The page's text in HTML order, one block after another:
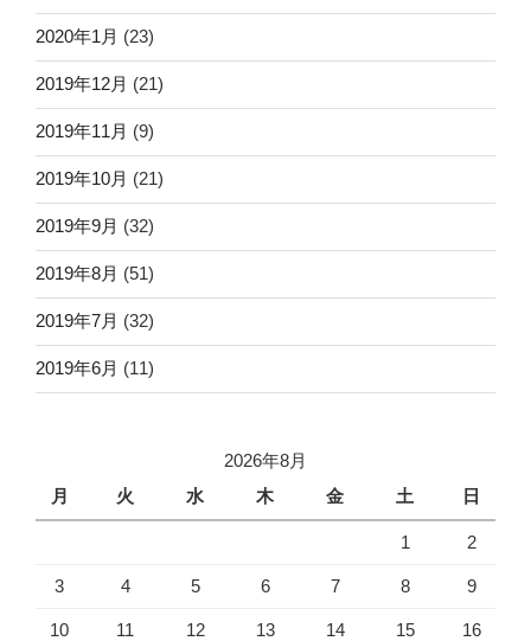
2020年1月 (23)
2019年12月 (21)
2019年11月 (9)
2019年10月 (21)
2019年9月 (32)
2019年8月 (51)
2019年7月 (32)
2019年6月 (11)
2026年8月
月
火 水 木 金 土 日
1 2
3 4 5 6 7 8 9
10 11 12 13 14 15 16